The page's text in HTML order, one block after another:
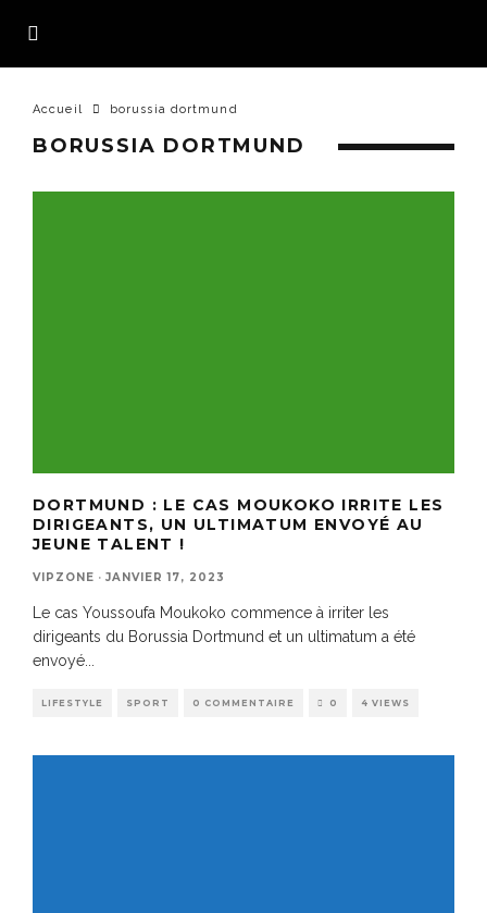
Accueil borussia dortmund
BORUSSIA DORTMUND
DORTMUND : LE CAS MOUKOKO IRRITE LES
DIRIGEANTS, UN ULTIMATUM ENVOYÉ AU
JEUNE TALENT !
VIPZONE · JANVIER 17, 2023
Le cas Youssoufa Moukoko commence à irriter les
dirigeants du Borussia Dortmund et un ultimatum a été
envoyé
LIFESTYLE SPORT 0 COMMENTAIRE 0 4 VIEWS